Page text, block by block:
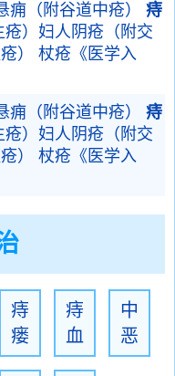
痈（附谷道中疮） 痔
疮）妇人阴疮（附交
） 杖疮《医学入
痈（附谷道中疮） 痔
疮）妇人阴疮（附交
） 杖疮《医学入
痔
瘘
痔
血
中
恶